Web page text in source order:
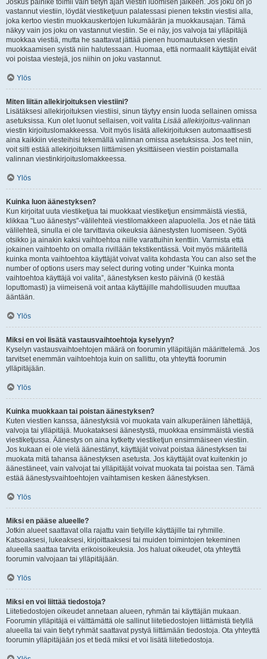
Joskus painike toimii vain tietyn ajan viestin luomisen jälkeen. Jos joku on jo
vastannut viestiin, löydät viestiketjuun palatessasi pienen tekstin viestisi alla,
joka kertoo viestin muokkauskertojen lukumäärän ja muokkausajan. Tämä
näkyy vain jos joku on vastannut viestiin. Se ei näy, jos valvoja tai ylläpitäjä
muokkaa viestiä, mutta he saattavat jättää pienen huomautuksen viestin
muokkaamisen syistä niin halutessaan. Huomaa, että normaalit käyttäjät eivät
voi poistaa viestejä, jos niihin on joku vastannut.
Ylös
Miten liitän allekirjoituksen viestiini?
Lisätäksesi allekirjoituksen viestiisi, sinun täytyy ensin luoda sellainen omissa
asetuksissa. Kun olet luonut sellaisen, voit valita Lisää allekirjoitus-valinnan
viestin kirjoituslomakkeessa. Voit myös lisätä allekirjoituksen automaattisesti
aina kaikkiin viesteihisi tekemällä valinnan omissa asetuksissa. Jos teet niin,
voit silti estää allekirjoituksen liittämisen yksittäiseen viestiin poistamalla
valinnan viestinkirjoituslomakkeessa.
Ylös
Kuinka luon äänestyksen?
Kun kirjoitat uuta viestiketjua tai muokkaat viestiketjun ensimmäistä viestiä,
klikkaa "Luo äänestys"-välilehteä viestilomakkeen alapuolella. Jos et näe tätä
välilehteä, sinulla ei ole tarvittavia oikeuksia äänestysten luomiseen. Syötä
otsikko ja ainakin kaksi vaihtoehtoa niille varattuihin kenttiin. Varmista että
jokainen vaihtoehto on omalla rivillään tekstikentässä. Voit myös määritellä
kuinka monta vaihtoehtoa käyttäjät voivat valita kohdasta You can also set the
number of options users may select during voting under “Kuinka monta
vaihtoehtoa käyttäjä voi valita”, äänestyksen kesto päivinä (0 kestää
loputtomasti) ja viimeisenä voit antaa käyttäjille mahdollisuuden muuttaa
ääntään.
Ylös
Miksi en voi lisätä vastausvaihtoehtoja kyselyyn?
Kyselyn vastausvaihtoehtojen määrä on foorumin ylläpitäjän määrittelemä. Jos
tarvitset enemmän vaihtoehtoja kuin on sallittu, ota yhteyttä foorumin
ylläpitäjään.
Ylös
Kuinka muokkaan tai poistan äänestyksen?
Kuten viestien kanssa, äänestyksiä voi muokata vain alkuperäinen lähettäjä,
valvoja tai ylläpitäjä. Muokataksesi äänestystä, muokkaa ensimmäistä viestiä
viestiketjussa. Äänestys on aina kytketty viestiketjun ensimmäiseen viestiin.
Jos kukaan ei ole vielä äänestänyt, käyttäjät voivat poistaa äänestyksen tai
muokata mitä tahansa äänestyksen asetusta. Jos käyttäjät ovat kuitenkin jo
äänestäneet, vain valvojat tai ylläpitäjät voivat muokata tai poistaa sen. Tämä
estää äänestysvaihtoehtojen vaihtamisen kesken äänestyksen.
Ylös
Miksi en pääse alueelle?
Jotkin alueet saattavat olla rajattu vain tietyille käyttäjille tai ryhmille.
Katsoaksesi, lukeaksesi, kirjoittaaksesi tai muiden toimintojen tekeminen
alueella saattaa tarvita erikoisoikeuksia. Jos haluat oikeudet, ota yhteyttä
foorumin valvojaan tai ylläpitäjään.
Ylös
Miksi en voi liittää tiedostoja?
Liitetiedostojen oikeudet annetaan alueen, ryhmän tai käyttäjän mukaan.
Foorumin ylläpitäjä ei välttämättä ole sallinut liitetiedostojen liittämistä tietyllä
alueella tai vain tietyt ryhmät saattavat pystyä liittämään tiedostoja. Ota yhteyttä
foorumin ylläpitäjään jos et tiedä miksi et voi lisätä liitetiedostoja.